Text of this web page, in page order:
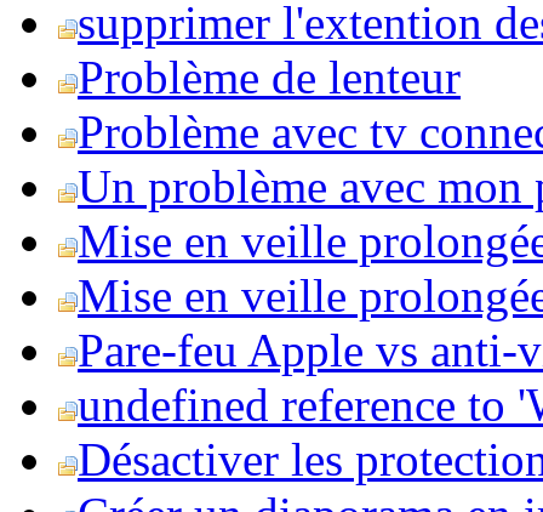
supprimer l'extention
Problème de lenteur
Problème avec tv
Un problème avec mon
Mise en veille
Mise en veille
Pare-feu Apple vs anti-
undefined reference to
Désactiver les